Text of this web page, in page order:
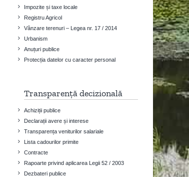
Impozite și taxe locale
Registru Agricol
Vânzare terenuri – Legea nr. 17 / 2014
Urbanism
Anuțuri publice
Protecția datelor cu caracter personal
Transparență decizională
Achiziții publice
Declarații avere și interese
Transparența veniturilor salariale
Lista cadourilor primite
Contracte
Rapoarte privind aplicarea Legii 52 / 2003
Dezbateri publice